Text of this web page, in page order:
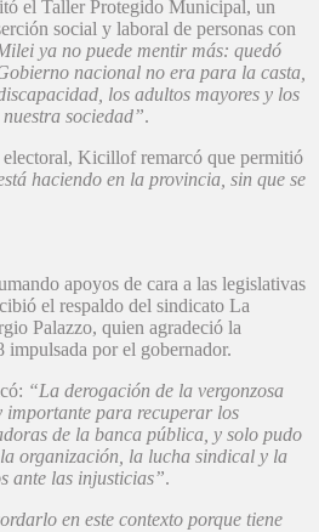
el Taller Protegido Municipal, un
social y laboral de personas con
ya no puede mentir más: quedó
nacional no era para la casta,
los adultos mayores y los
sociedad”.
electoral, Kicillof remarcó que permitió
haciendo en la provincia, sin que se
apoyos de cara a las legislativas
el respaldo del sindicato La
Palazzo, quien agradeció la
por el gobernador.
“La derogación de la vergonzosa
importante para recuperar los
de la banca pública, y solo pudo
organización, la lucha sindical y la
ante las injusticias”.
en este contexto porque tiene